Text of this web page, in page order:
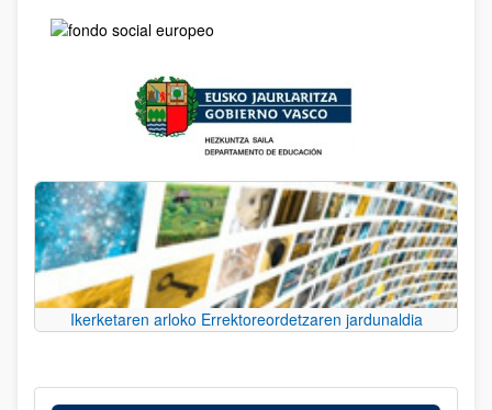
Ikerketaren arloko Errektoreordetzaren jardunaldia